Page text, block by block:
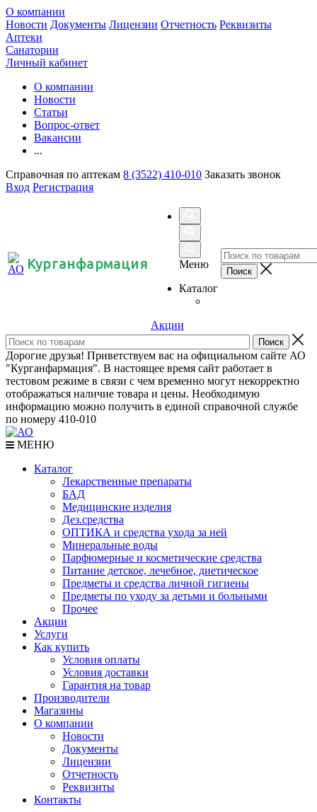
О компании
Новости Документы Лицензии Отчетность Реквизиты
Аптеки
Санатории
Личный кабинет
О компании
Новости
Статьи
Вопрос-ответ
Вакансии
...
Справочная по аптекам 8 (3522) 410-010 Заказать звонок
Вход Регистрация
Курганфармация
Меню
Каталог
Акции
Дорогие друзья! Приветствуем вас на официальном сайте АО
"Курганфармация". В настоящее время сайт работает в
тестовом режиме в связи с чем временно могут некорректно
отображаться наличие товара и цены. Необходимую
информацию можно получить в единой справочной службе
по номеру 410-010
МЕНЮ
Каталог
Лекарственные препараты
БАД
Медицинские изделия
Дез.средства
ОПТИКА и средства ухода за ней
Минеральные воды
Парфюмерные и косметические средства
Питание детское, лечебное, диетическое
Предметы и средства личной гигиены
Предметы по уходу за детьми и больными
Прочее
Акции
Услуги
Как купить
Условия оплаты
Условия доставки
Гарантия на товар
Производители
Магазины
О компании
Новости
Документы
Лицензии
Отчетность
Реквизиты
Контакты